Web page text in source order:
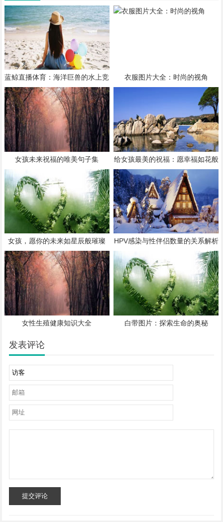
蓝鲸直播体育：海洋巨兽的水上竞
技
衣服图片大全：时尚的视角
女孩未来祝福的唯美句子集
给女孩最美的祝福：愿幸福如花般
绽放
女孩，愿你的未来如星辰般璀璨 HPV感染与性伴侣数量的关系解析
女性生殖健康知识大全 白带图片：探索生命的奥秘
发表评论
提交评论